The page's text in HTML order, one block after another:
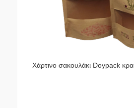
Χάρτινο σακουλάκι Doypack